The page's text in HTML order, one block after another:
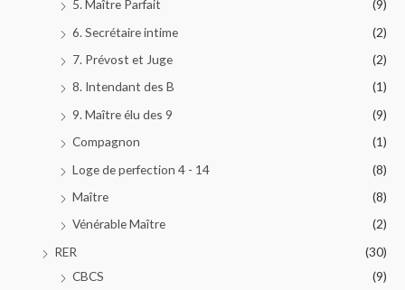
5. Maître Parfait
(9)
6. Secrétaire intime
(2)
7. Prévost et Juge
(2)
8. Intendant des B
(1)
9. Maître élu des 9
(9)
Compagnon
(1)
Loge de perfection 4 - 14
(8)
Maître
(8)
Vénérable Maître
(2)
RER
(30)
CBCS
(9)